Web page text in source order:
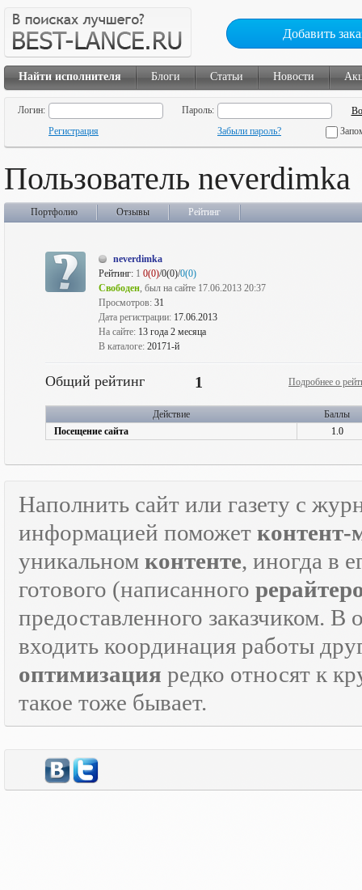
Добавить
Найти исполнителя Блоги Статьи Новости
Логин:
Пароль:
Регистрация
Забыли пароль?
Пользователь neverdimka
Портфолио Отзывы Рейтинг
neverdimka
Рейтинг: 1 0(0)/0(0)/0(0)
Свободен, был на сайте 17.06.2013 20:37
Просмотров: 31
Дата регистрации: 17.06.2013
На сайте: 13 года 2 месяца
В каталоге: 20171-й
Общий рейтинг 1 Подробнее о
Действие
Баллы
Посещение сайта
1.0
Наполнить сайт или газету с
информацией поможет контент-
уникальном контенте, иногда в
готового (написанного
предоставленного заказчиком. В
входить координация работы
оптимизация редко относят к
такое тоже бывает.